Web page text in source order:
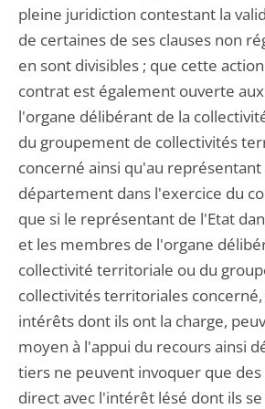
pleine juridiction contestant la
de certaines de ses clauses non
en sont divisibles ; que cette
contrat est également ouverte
l'organe délibérant de la
du groupement de collectivités
concerné ainsi qu'au représentant
département dans l'exercice du
que si le représentant de l'Etat
et les membres de l'organe
collectivité territoriale ou du
collectivités territoriales
intérêts dont ils ont la charge,
moyen à l'appui du recours ainsi
tiers ne peuvent invoquer que
direct avec l'intérêt lésé dont ils